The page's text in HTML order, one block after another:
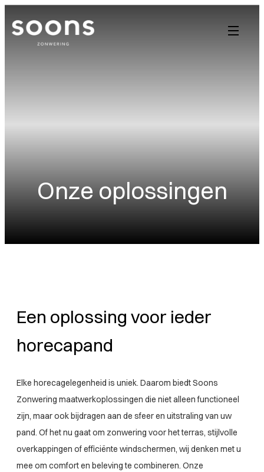
Onze oplossingen
Een oplossing voor ieder
horecapand
Elke horecagelegenheid is uniek. Daarom biedt Soons
Zonwering maatwerkoplossingen die niet alleen functioneel
zijn, maar ook bijdragen aan de sfeer en uitstraling van uw
pand. Of het nu gaat om zonwering voor het terras, stijlvolle
overkappingen of efficiënte windschermen, wij denken met u
mee om comfort en beleving te combineren. Onze